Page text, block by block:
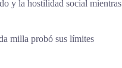
y la hostilidad social mientras
milla probó sus límites